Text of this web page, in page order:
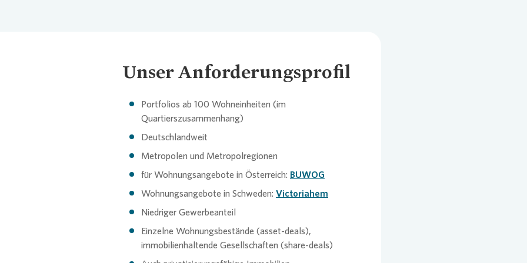
Unser Anforderungsprofil
Portfolios ab 100 Wohneinheiten (im
Quartierszusammenhang)
Deutschlandweit
Metropolen und Metropolregionen
für Wohnungsangebote in Österreich: BUWOG
Wohnungsangebote in Schweden: Victoriahem
Niedriger Gewerbeanteil
Einzelne Wohnungsbestände (asset-deals),
immobilienhaltende Gesellschaften (share-deals)